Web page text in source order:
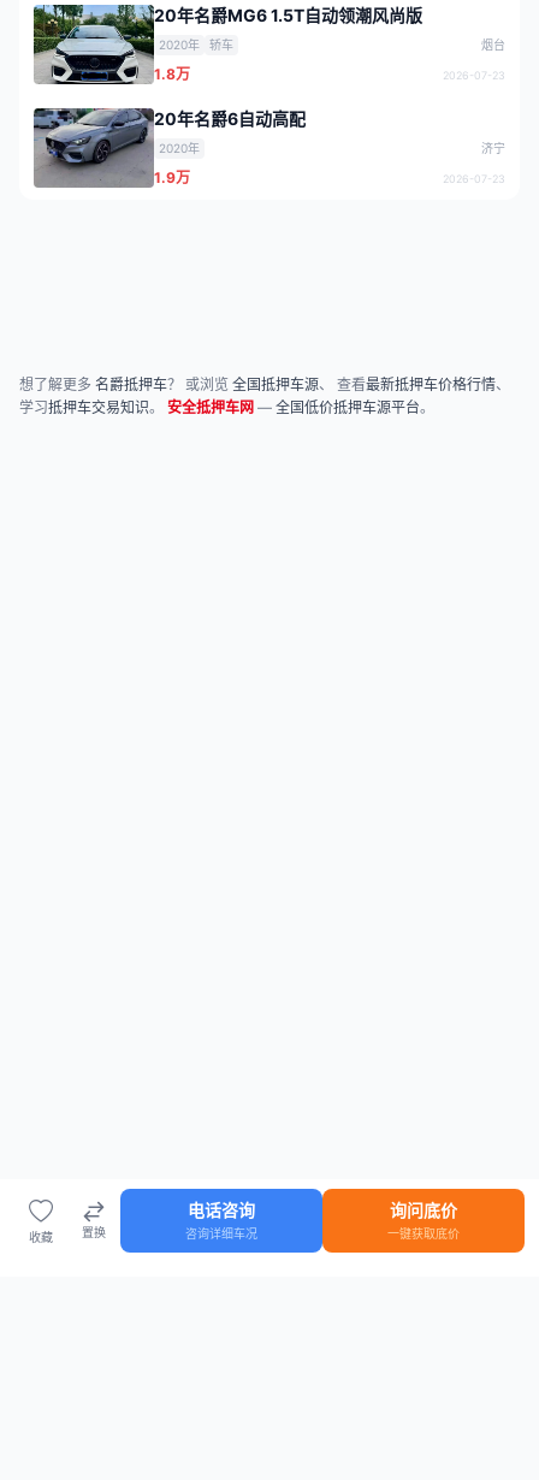
20年名爵MG6 1.5T自动领潮风尚版
2020年 轿车 烟台
1.8万 2026-07-23
20年名爵6自动高配
2020年 济宁
1.9万 2026-07-23
收藏 置换
电话咨询
咨询详细车况
询问底价
一键获取底价
想了解更多 名爵抵押车？ 或浏览 全国抵押车源、 查看最新抵押车价格行情、
学习抵押车交易知识。 安全抵押车网 — 全国低价抵押车源平台。
车源 知识 登录